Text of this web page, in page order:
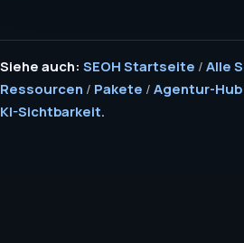
Siehe auch: SEOH Startseite / Alle
Ressourcen / Pakete / Agentur-Hub
KI-Sichtbarkeit.